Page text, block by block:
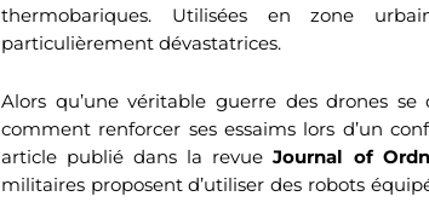
thermobariques. Utilisées en zone
particulièrement dévastatrices.
Alors qu’une véritable guerre des drones
comment renforcer ses essaims lors d’un
article publié dans la revueJournal of
militaires proposent d’utiliser des robots